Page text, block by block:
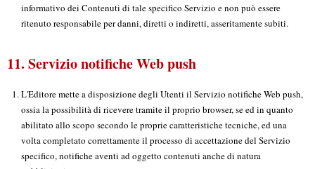
informativo dei Contenuti di tale specifico Servizio e non può essere
ritenuto responsabile per danni, diretti o indiretti, asseritamente subiti.
11. Servizio notifiche Web push
L'Editore mette a disposizione degli Utenti il Servizio notifiche Web push,
ossia la possibilità di ricevere tramite il proprio browser, se ed in quanto
abilitato allo scopo secondo le proprie caratteristiche tecniche, ed una
volta completato correttamente il processo di accettazione del Servizio
specifico, notifiche aventi ad oggetto contenuti anche di natura